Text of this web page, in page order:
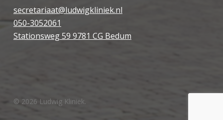
secretariaat@ludwigkliniek.nl
050-3052061
Stationsweg 59 9781 CG Bedum
© 2026 Ludwig Kliniek.